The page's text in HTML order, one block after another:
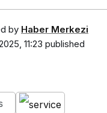
by Haber Merkezi
11:23 published